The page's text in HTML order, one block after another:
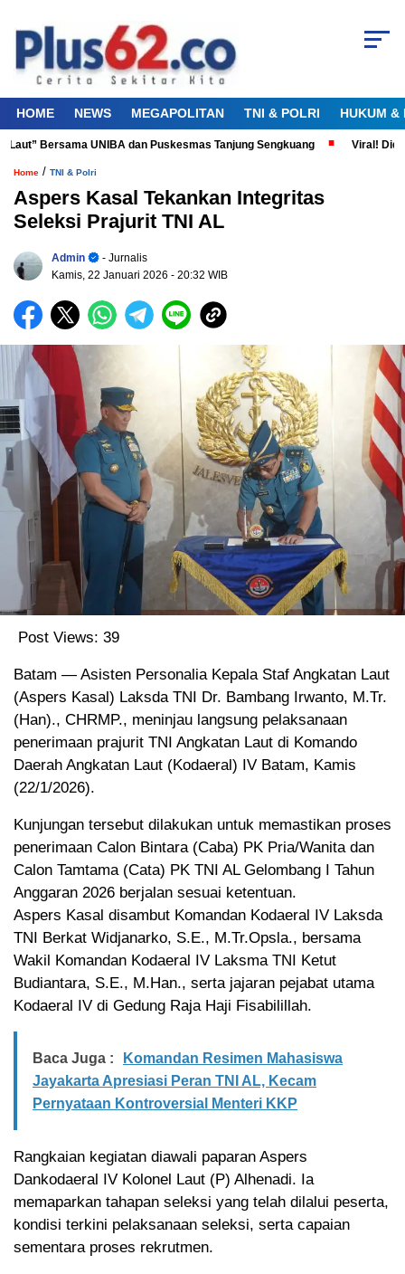
HOME NEWS MEGAPOLITAN TNI & POLRI HUKUM &
Bersama UNIBA dan Puskesmas Tanjung Sengkuang Viral! Diduga
Home / TNI & Polri
Aspers Kasal Tekankan Integritas
Seleksi Prajurit TNI AL
Admin
- Jurnalis
Kamis, 22 Januari 2026 - 20:32 WIB
Post Views: 39
Batam — Asisten Personalia Kepala Staf Angkatan Laut
(Aspers Kasal) Laksda TNI Dr. Bambang Irwanto, M.Tr.
(Han)., CHRMP., meninjau langsung pelaksanaan
penerimaan prajurit TNI Angkatan Laut di Komando
Daerah Angkatan Laut (Kodaeral) IV Batam, Kamis
(22/1/2026).
Kunjungan tersebut dilakukan untuk memastikan proses
penerimaan Calon Bintara (Caba) PK Pria/Wanita dan
Calon Tamtama (Cata) PK TNI AL Gelombang I Tahun
Anggaran 2026 berjalan sesuai ketentuan.
Aspers Kasal disambut Komandan Kodaeral IV Laksda
TNI Berkat Widjanarko, S.E., M.Tr.Opsla., bersama
Wakil Komandan Kodaeral IV Laksma TNI Ketut
Budiantara, S.E., M.Han., serta jajaran pejabat utama
Kodaeral IV di Gedung Raja Haji Fisabilillah.
Baca Juga :
Komandan Resimen Mahasiswa
Jayakarta Apresiasi Peran TNI AL, Kecam
Pernyataan Kontroversial Menteri KKP
Rangkaian kegiatan diawali paparan Aspers
Dankodaeral IV Kolonel Laut (P) Alhenadi. Ia
memaparkan tahapan seleksi yang telah dilalui peserta,
kondisi terkini pelaksanaan seleksi, serta capaian
sementara proses rekrutmen.